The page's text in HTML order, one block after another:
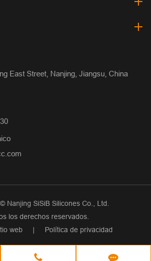
East Street, Nanjing, Jiangsu, China
© Nanjing SiSiB Silicones Co., Ltd.
los derechos reservados.
web
| Política de privacidad